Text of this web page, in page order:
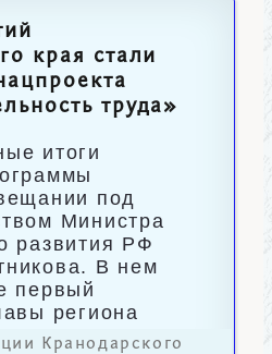
края стали
труда»
итоги
под
Министра
развития РФ
В нем
первый
региона
Кранодарского